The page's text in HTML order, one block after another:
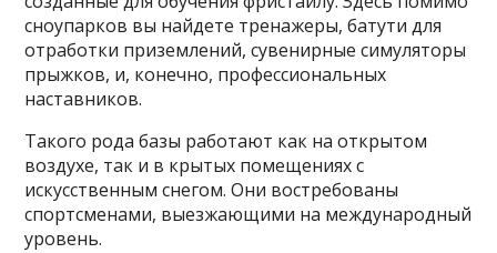
сноупарков вы найдете тренажеры, батути для
отработки приземлений, сувенирные симуляторы
прыжков, и, конечно, профессиональных
наставников.
Такого рода базы работают как на открытом
воздухе, так и в крытых помещениях с
искусственным снегом. Они востребованы
спортсменами, выезжающими на международный
уровень.